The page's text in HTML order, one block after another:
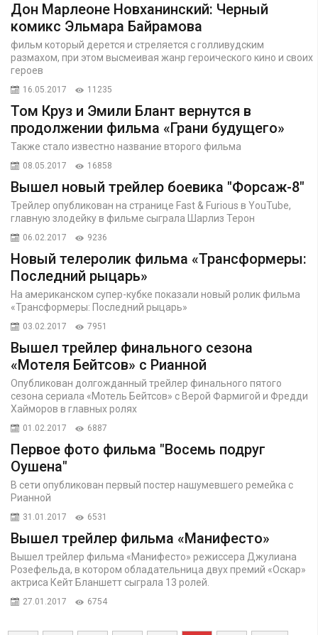
Дон Марлеоне Новханинский: Черный
комикс Эльмара Байрамова
фильм который дерется и стреляется с голливудским
размахом, при этом высмеивая жанр героического кино и своих
героев
16.05.2017 11235
Том Круз и Эмили Блант вернутся в
продолжении фильма «Грани будущего»
Также стало известно название второго фильма
08.05.2017 16858
Вышел новый трейлер боевика "Форсаж-8"
Трейлер опубликован на странице Fast & Furious в YouTube,
главную злодейку в фильме сыграла Шарлиз Терон
06.02.2017 9236
Новый телеролик фильма «Трансформеры:
Последний рыцарь»
На американском супер-кубке показали новый ролик фильма
«Трансформеры: Последний рыцарь»
03.02.2017 7951
Вышел трейлер финального сезона
«Мотеля Бейтсов» с Рианной
Опубликован долгожданный трейлер финального пятого
сезона сериала «Мотель Бейтсов» с Верой Фармигой и Фредди
Хайморов в главных ролях
01.02.2017 6887
Первое фото фильма "Восемь подруг
Оушена"
В сети опубликован первый постер нашумевшего ремейка с
Рианной
31.01.2017 6531
Вышел трейлер фильма «Манифесто»
Вышел трейлер фильма «Манифесто» режиссера Джулиана
Розефельда, в котором обладательница двух премий «Оскар»
актриса Кейт Бланшетт сыграла 13 ролей.
27.01.2017 6754